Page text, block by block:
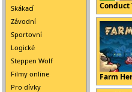
Skákací
Závodní
Sportovní
Logické
Steppen Wolf
Filmy online
Pro dívky
Conduct
Farm